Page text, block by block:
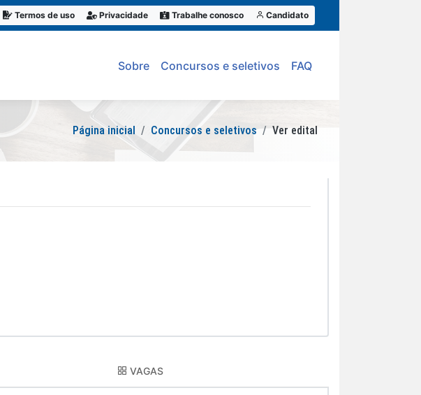
Termos de uso Privacidade Trabalhe conosco Candidato
Sobre Concursos e seletivos FAQ
Página inicial Concursos e seletivos Ver edital
VAGAS